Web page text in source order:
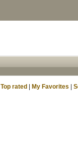
Top rated My Favorites